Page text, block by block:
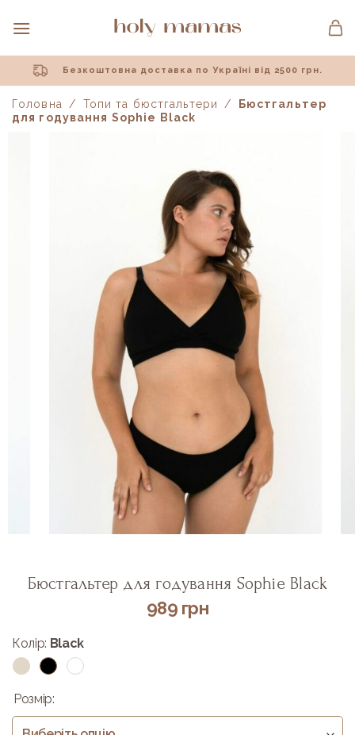
Безкоштовна доставка по Україні від 2500 грн.
Головна / Топи та бюстгальтери /
Бюстгальтер
для годування Sophie Black
Бюстгальтер для годування Sophie Black
989 грн
Колір: Black
Рoзмір